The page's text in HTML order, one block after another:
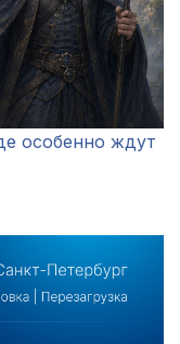
особенно ждут